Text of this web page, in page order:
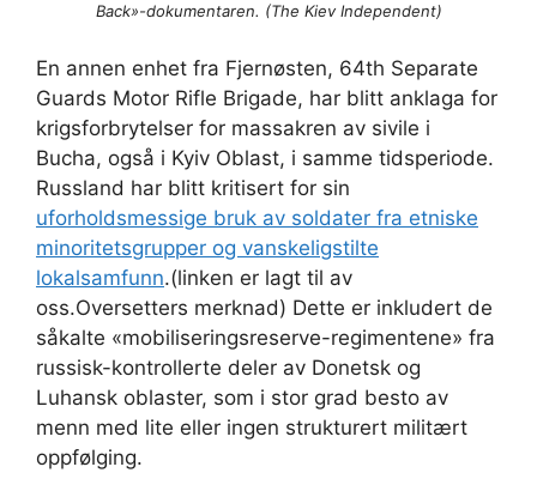
Back»-dokumentaren. (The Kiev Independent)
En annen enhet fra Fjernøsten, 64th Separate
Guards Motor Rifle Brigade, har blitt anklaga for
krigsforbrytelser for massakren av sivile i
Bucha, også i Kyiv Oblast, i samme tidsperiode.
Russland har blitt kritisert for sin
uforholdsmessige bruk av soldater fra etniske
minoritetsgrupper og vanskeligstilte
lokalsamfunn.(linken er lagt til av
oss.Oversetters merknad) Dette er inkludert de
såkalte «mobiliseringsreserve-regimentene» fra
russisk-kontrollerte deler av Donetsk og
Luhansk oblaster, som i stor grad besto av
menn med lite eller ingen strukturert militært
oppfølging.